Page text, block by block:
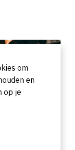
om
en
op je